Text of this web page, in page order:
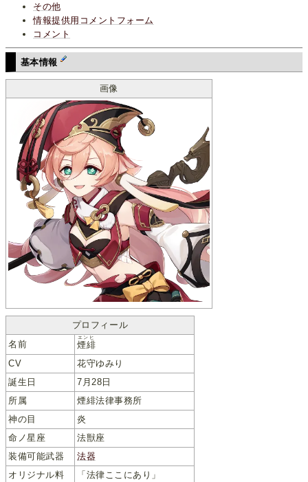
その他
情報提供用コメントフォーム
コメント
基本情報
画像
プロフィール
名前
煙緋
エンヒ
CV
花守ゆみり
誕生日
7月28日
所属
煙緋法律事務所
神の目
炎
命ノ星座
法獣座
装備可能武器
法器
オリジナル料
「法律ここにあり」